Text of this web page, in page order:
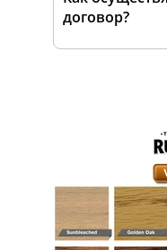
договор?